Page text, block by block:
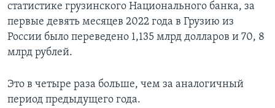
статистике грузинского Национального банка, за
первые девять месяцев 2022 года в Грузию из
России было переведено 1,135 млрд долларов и 70, 8
млрд рублей.
Это в четыре раза больше, чем за аналогичный
период предыдущего года.